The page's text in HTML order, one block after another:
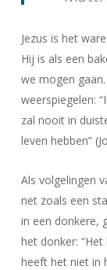
Jezus is het
Hij is als een
we mogen
weerspiegelen:
zal nooit in
leven hebben”
Als volgelingen
net zoals een
in een donkere,
het donker:
heeft het niet in